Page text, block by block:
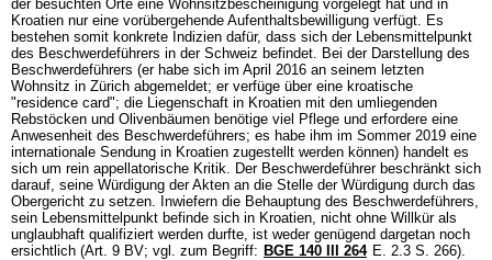
der besuchten Orte eine Wohnsitzbescheinigung vorgelegt hat und in
Kroatien nur eine vorübergehende Aufenthaltsbewilligung verfügt. Es
bestehen somit konkrete Indizien dafür, dass sich der Lebensmittelpunkt
des Beschwerdeführers in der Schweiz befindet. Bei der Darstellung des
Beschwerdeführers (er habe sich im April 2016 an seinem letzten
Wohnsitz in Zürich abgemeldet; er verfüge über eine kroatische
"residence card"; die Liegenschaft in Kroatien mit den umliegenden
Rebstöcken und Olivenbäumen benötige viel Pflege und erfordere eine
Anwesenheit des Beschwerdeführers; es habe ihm im Sommer 2019 eine
internationale Sendung in Kroatien zugestellt werden können) handelt es
sich um rein appellatorische Kritik. Der Beschwerdeführer beschränkt sich
darauf, seine Würdigung der Akten an die Stelle der Würdigung durch das
Obergericht zu setzen. Inwiefern die Behauptung des Beschwerdeführers,
sein Lebensmittelpunkt befinde sich in Kroatien, nicht ohne Willkür als
unglaubhaft qualifiziert werden durfte, ist weder genügend dargetan noch
ersichtlich (Art. 9 BV; vgl. zum Begriff: BGE 140 III 264 E. 2.3 S. 266).